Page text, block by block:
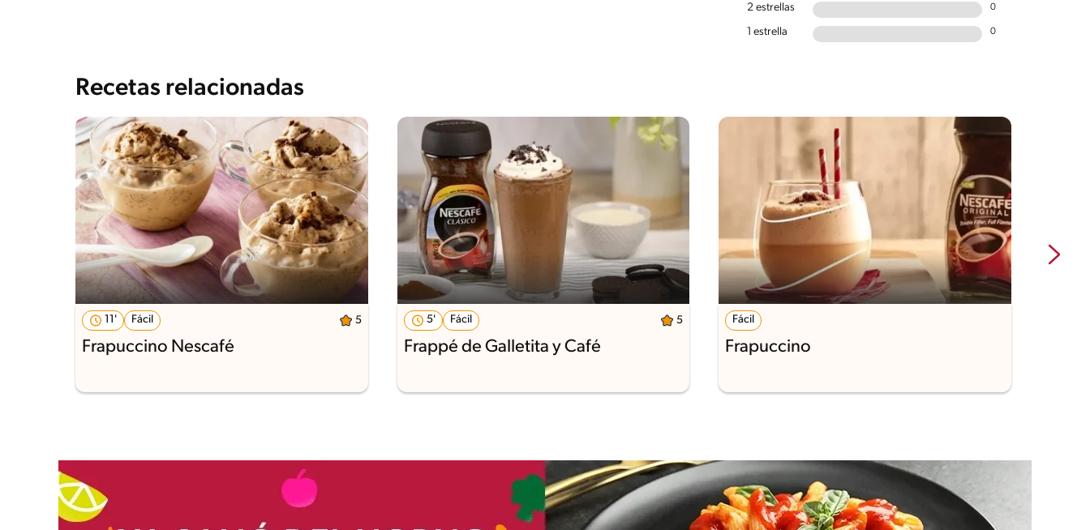
2 estrellas 0
1 estrella 0
Recetas relacionadas
11' Fácil 5
Frapuccino Nescafé
5' Fácil 5
Frappé de Galletita y Café
Fácil
Frapuccino